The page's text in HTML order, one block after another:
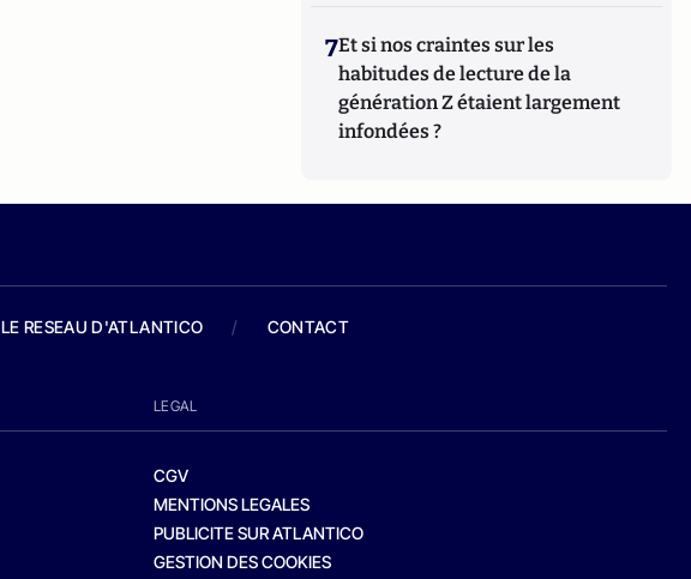
7Et si nos craintes sur les
habitudes de lecture de la
génération Z étaient largement
infondées ?
LE RESEAU D'ATLANTICO / CONTACT
LEGAL
CGV
MENTIONS LEGALES
PUBLICITE SUR ATLANTICO
GESTION DES COOKIES